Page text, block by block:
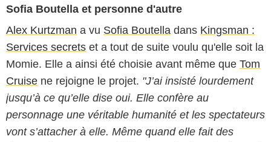
Sofia Boutella et personne d'autre
Alex Kurtzman a vu Sofia Boutella dans Kingsman :
Services secrets et a tout de suite voulu qu'elle soit la
Momie. Elle a ainsi été choisie avant même que Tom
Cruise ne rejoigne le projet. "J’ai insisté lourdement
jusqu’à ce qu’elle dise oui. Elle confère au
personnage une véritable humanité et les spectateurs
vont s’attacher à elle. Même quand elle fait des